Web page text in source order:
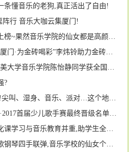
条懂音乐的老狗,真正活出了自由!
行 音乐大咖云集厦门!
厦门音乐学校又双叒叕上榜~果然音乐学院的仙女都是高颜多才多艺!
厦门人唱厦门歌丨“音乐厦门·为金砖喝彩”李炜铃助力金砖独唱音乐会
厦门音乐“海豚” —— 集美大学音乐学院陈怡静同学获全国游泳比赛第二名
?
厦门人,国庆就该这么浪!尖叫、湿身、音乐、派对…这个地方即将引爆每个人的荷尔蒙!
精彩赛事回顾!音乐厦门·2017首届少儿歌手赛最终晋级名单新鲜出炉!
厦门市音乐学校坚持文化课学习与音乐教育并重,助学生全面成长 两名女校友被美国名校录取
【寻找厦门小仙女】唱歌钢琴四手联弹,音乐学校的仙女个个都那么有才艺吗?